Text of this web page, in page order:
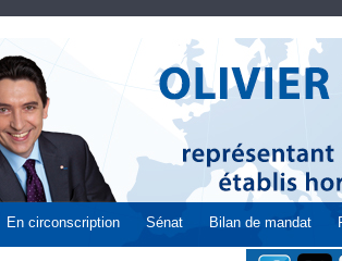
En circonscription Sénat Bilan de mandat